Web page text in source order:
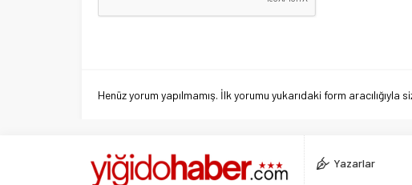
Henüz yorum yapılmamış. İlk yorumu yukarıdaki form aracılığıyla
Yazarlar